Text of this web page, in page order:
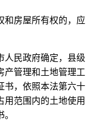
和房屋所有权的，应
民政府确定，县级
产管理和土地管理工
书，依照本法第六十
用范围内的土地使用